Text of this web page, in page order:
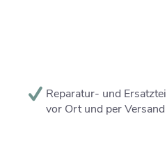
Reparatur- und
vor Ort und per Versand